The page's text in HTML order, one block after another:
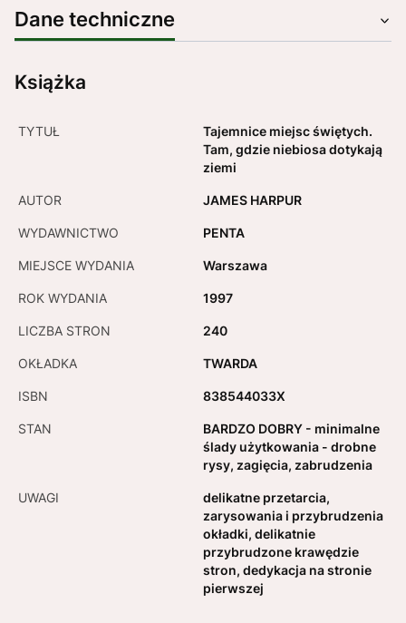
Dane techniczne
Książka
TYTUŁ
Tajemnice miejsc świętych.
Tam, gdzie niebiosa dotykają
ziemi
AUTOR JAMES HARPUR
WYDAWNICTWO PENTA
MIEJSCE WYDANIA Warszawa
ROK WYDANIA 1997
LICZBA STRON 240
OKŁADKA TWARDA
ISBN 838544033X
STAN
BARDZO DOBRY - minimalne
ślady użytkowania - drobne
rysy, zagięcia, zabrudzenia
UWAGI
delikatne przetarcia,
zarysowania i przybrudzenia
okładki, delikatnie
przybrudzone krawędzie
stron, dedykacja na stronie
pierwszej